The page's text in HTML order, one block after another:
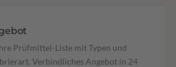
Prüfmittel-Liste mit Typen und
Verbindliches Angebot in 24